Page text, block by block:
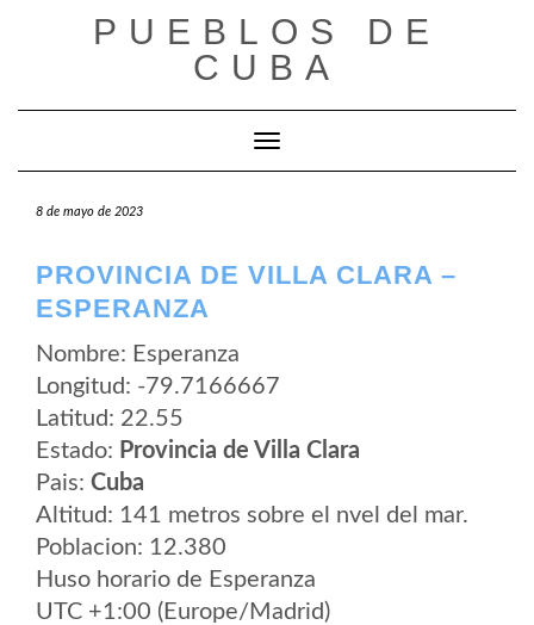
PUEBLOS DE
CUBA
Cambiar modo de navegación
8 de mayo de 2023
PROVINCIA DE VILLA CLARA –
ESPERANZA
Nombre: Esperanza
Longitud: -79.7166667
Latitud: 22.55
Estado: Provincia de Villa Clara
Pais: Cuba
Altitud: 141 metros sobre el nvel del mar.
Poblacion: 12.380
Huso horario de Esperanza
UTC +1:00 (Europe/Madrid)